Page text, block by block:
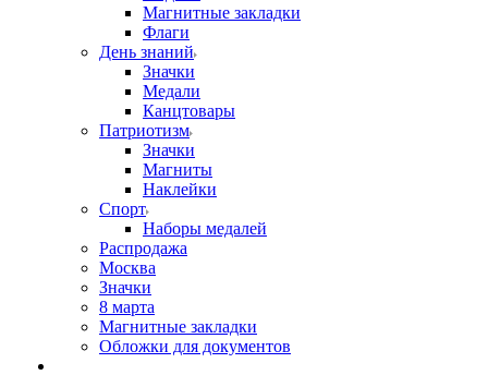
Магнитные закладки
Флаги
День знаний
Значки
Медали
Канцтовары
Патриотизм
Значки
Магниты
Наклейки
Спорт
Наборы медалей
Распродажа
Москва
Значки
8 марта
Магнитные закладки
Обложки для документов